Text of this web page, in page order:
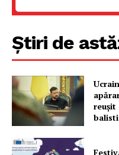
FREEDOM
Știri de
reușit